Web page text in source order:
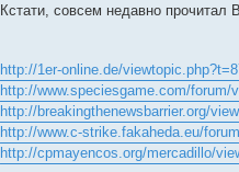
Кстати, совсем недавно прочитал
http://1er-online.de/
http://www.speciesgame.com/forum/
http://breakingthenewsbarrier.org/
http://www.c-strike.fakaheda.eu/
http://cpmayencos.org/mercadillo/